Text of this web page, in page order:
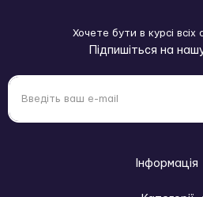
кожного;
спеціальна кнопка «оргазм
пульт керування з радіусом
крутий і милий зовнішній
Хочете бути в курсі всіх
Підпишіться на
Інформація